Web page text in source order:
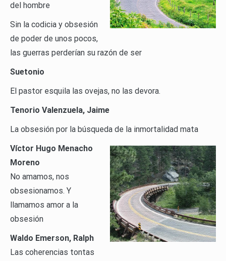
del hombre
Sin la codicia y obsesión
de poder de unos pocos,
las guerras perderían su razón de ser
Suetonio
El pastor esquila las ovejas, no las devora.
Tenorio Valenzuela, Jaime
La obsesión por la búsqueda de la inmortalidad mata
Víctor Hugo Menacho
Moreno
No amamos, nos
obsesionamos. Y
llamamos amor a la
obsesión
Waldo Emerson, Ralph
Las coherencias tontas